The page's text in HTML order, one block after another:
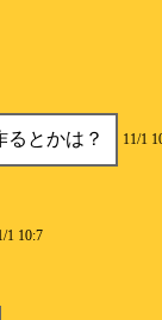
るとかは？ 11/1
1 10:7